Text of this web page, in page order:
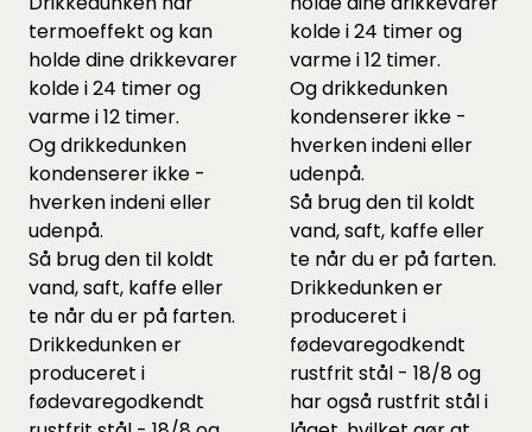
termoeffekt og kan
holde dine drikkevarer
kolde i 24 timer og
varme i 12 timer.
Og drikkedunken
kondenserer ikke -
hverken indeni eller
udenpå.
Så brug den til koldt
vand, saft, kaffe eller
te når du er på farten.
Drikkedunken er
produceret i
fødevaregodkendt
kolde i 24 timer og
varme i 12 timer.
Og drikkedunken
kondenserer ikke -
hverken indeni eller
udenpå.
Så brug den til koldt
vand, saft, kaffe eller
te når du er på farten.
Drikkedunken er
produceret i
fødevaregodkendt
rustfrit stål - 18/8 og
har også rustfrit stål i